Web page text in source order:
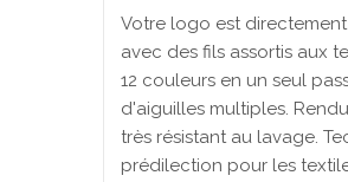
Votre logo est
avec des fils assortis aux
12 couleurs en un seul
d'aiguilles multiples.
très résistant au lavage.
prédilection pour les